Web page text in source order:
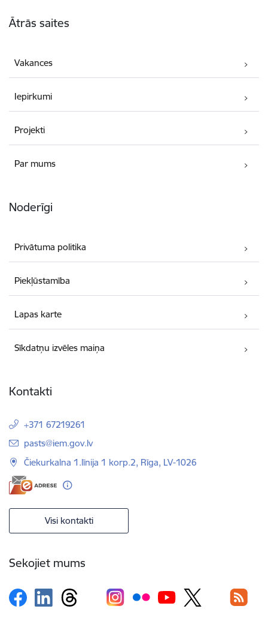
Ātrās saites
Vakances
Iepirkumi
Projekti
Par mums
Noderīgi
Privātuma politika
Piekļūstamība
Lapas karte
Sīkdatņu izvēles maiņa
Kontakti
+371 67219261
E-pasts:
pasts@iem.gov.lv
Čiekurkalna 1.līnija 1 korp.2, Rīga, LV-1026
Visi kontakti
Sekojiet mums